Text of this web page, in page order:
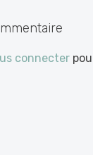
connecter